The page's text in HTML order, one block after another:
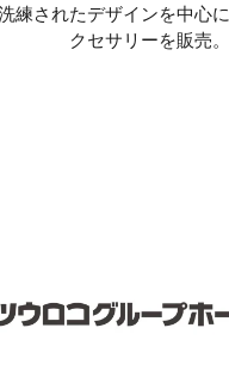
練されたデザインを中心
クセサリーを販売。